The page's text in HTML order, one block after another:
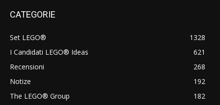
CATEGORIE
Set LEGO®
1328
I Candidati LEGO® Ideas
621
Recensioni
268
Notize
192
The LEGO® Group
182